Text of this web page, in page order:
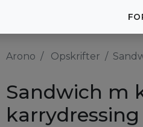
Arono Opskrifter
Sandwich m
karrydressing